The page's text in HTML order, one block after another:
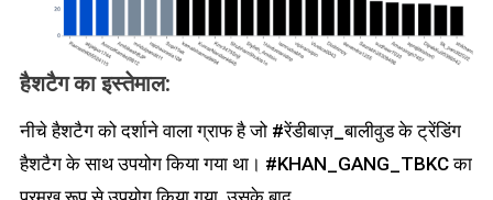
हैशटैग का इस्तेमाल:
नीचे हैशटैग को दर्शाने वाला ग्राफ है जो #रेंडीबाज़_बालीवुड के ट्रेंडिंग
हैशटैग के साथ उपयोग किया गया था। #KHAN_GANG_TBKC का